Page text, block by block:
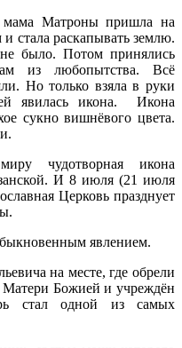
Матроны пришла на
и стала раскапывать землю.
было. Потом принялись
из любопытства. Всё
Но только взяла в руки
явилась икона. Икона
сукно вишнёвого цвета.
чудотворная икона
И 8 июля (21 июля
Церковь празднует
явлением.
на месте, где обрели
Матери Божией и учреждён
стал одной из самых